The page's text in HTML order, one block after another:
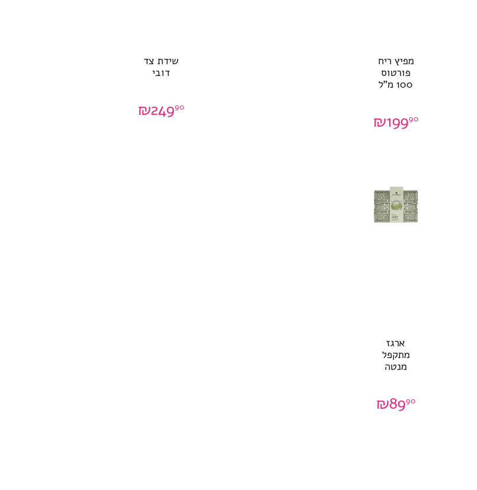
מפיץ ריח
פורטוס
100 מ”ל
₪19990
שידת צד
דובי
₪24990
ארגז
מתקפל
מנטה
₪8990